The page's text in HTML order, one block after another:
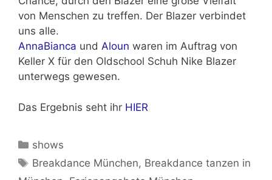
von Menschen zu treffen. Der Blazer verbindet
uns alle.
AnnaBianca und Aloun waren im Auftrag von
Keller X für den Oldschool Schuh Nike Blazer
unterwegs gewesen.
Das Ergebnis seht ihr HIER
Kategorien
shows
Schlagwörter
Breakdance München, Breakdance tanzen in